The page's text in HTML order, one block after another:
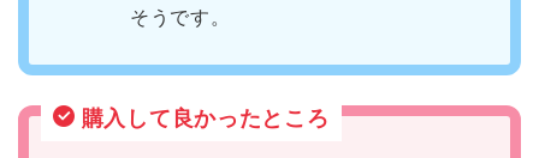
そうです。
購入して良かったところ